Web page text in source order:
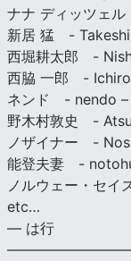
ナナ ディッツェ
新居 猛 -
西堀耕太郎 -
西脇 一郎 -
ネンド - nendo –
野木村敦史 -
ノザイナー -
能登夫妻 -
ノルウェー・セ
etc…
— は行